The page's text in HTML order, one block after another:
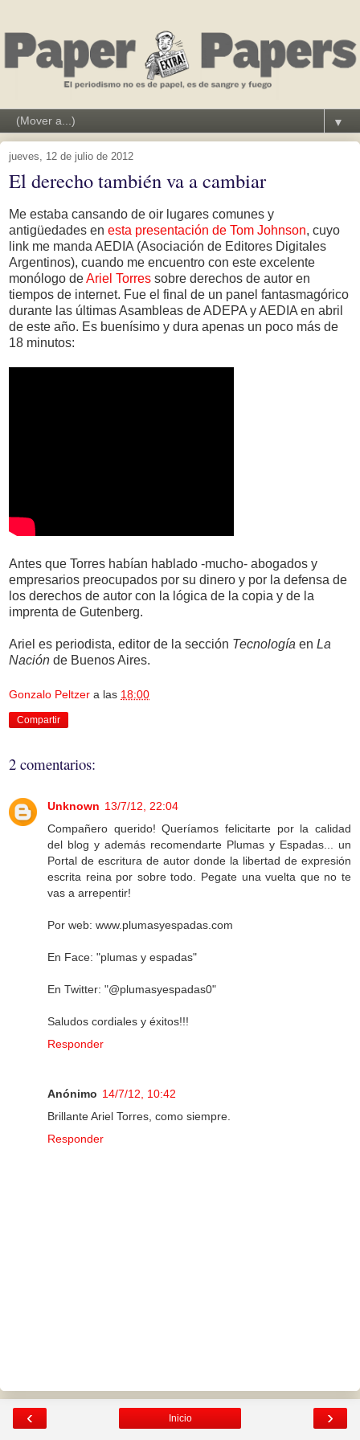
▼
jueves, 12 de julio de 2012
El derecho también va a cambiar
Me estaba cansando de oir lugares comunes y
antigüedades en esta presentación de Tom Johnson, cuyo
link me manda AEDIA (Asociación de Editores Digitales
Argentinos), cuando me encuentro con este excelente
monólogo deAriel Torres sobre derechos de autor en
tiempos de internet. Fue el final de un panel fantasmagórico
durante las últimas Asambleas de ADEPA y AEDIA en abril
de este año. Es buenísimo y dura apenas un poco más de
18 minutos:
Antes que Torres habían hablado -mucho- abogados y
empresarios preocupados por su dinero y por la defensa de
los derechos de autor con la lógica de la copia y de la
imprenta de Gutenberg.
Ariel es periodista, editor de la sección Tecnología en La
Nación de Buenos Aires.
Gonzalo Peltzer a las 18:00
Compartir
2 comentarios:
Unknown 13/7/12, 22:04
Compañero querido! Queríamos felicitarte por la calidad
del blog y además recomendarte Plumas y Espadas... un
Portal de escritura de autor donde la libertad de expresión
escrita reina por sobre todo. Pegate una vuelta que no te
vas a arrepentir!
Por web: www.plumasyespadas.com
En Face: "plumas y espadas"
En Twitter: "@plumasyespadas0"
Saludos cordiales y éxitos!!!
Responder
Anónimo 14/7/12, 10:42
Brillante Ariel Torres, como siempre.
Responder
‹ ›
Inicio